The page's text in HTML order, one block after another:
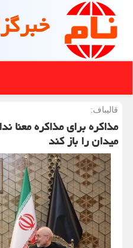
قالیباف:
مذاکره برای مذاکره معنا
میدان را باز کند